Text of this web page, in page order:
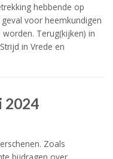
hebbende op
voor heemkundigen
Terug(kijken) in
in Vrede en
2024
Zoals